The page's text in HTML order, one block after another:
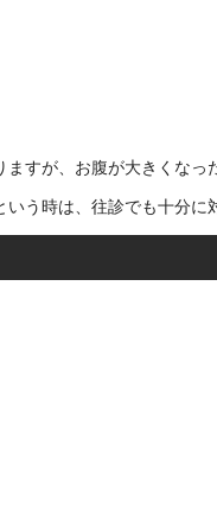
すが、お腹が大きくなっ
う時は、往診でも十分